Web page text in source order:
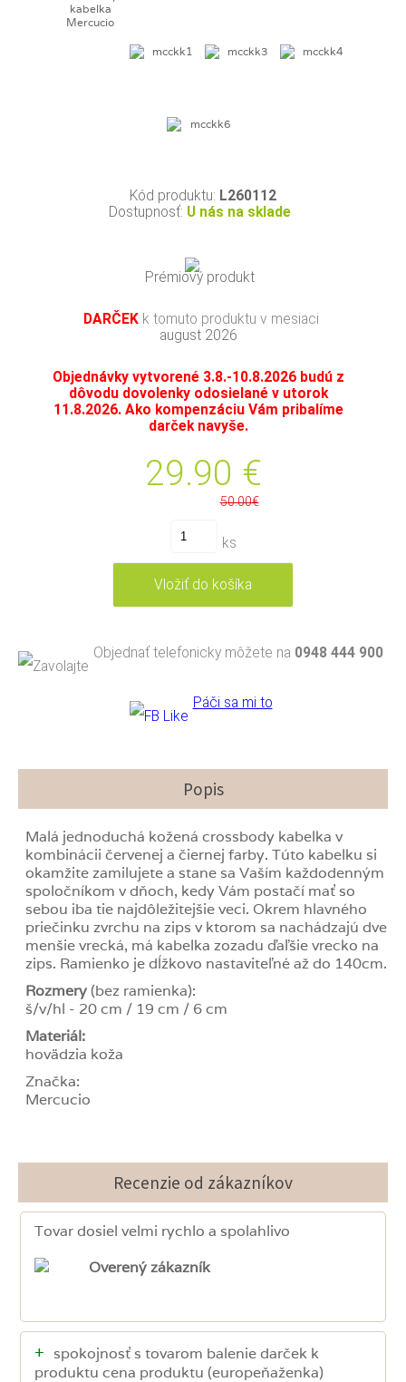
Kód produktu: L260112
Dostupnosť: U nás na sklade
Prémiový produkt
DARČEK k tomuto produktu v mesiaci
august 2026
Objednávky vytvorené 3.8.-10.8.2026 budú z
dôvodu dovolenky odosielané v utorok
11.8.2026. Ako kompenzáciu Vám pribalíme
darček navyše.
29.90 €
50.00€
ks
Objednať telefonicky môžete na 0948 444 900
Páči sa mi to
Popis
Malá jednoduchá kožená crossbody kabelka v
kombinácii červenej a čiernej farby. Túto kabelku si
okamžite zamilujete a stane sa Vaším každodenným
spoločníkom v dňoch, kedy Vám postačí mať so
sebou iba tie najdôležitejšie veci. Okrem hlavného
priečinku zvrchu na zips v ktorom sa nachádzajú dve
menšie vrecká, má kabelka zozadu ďaľšie vrecko na
zips. Ramienko je dĺžkovo nastaviteľné až do 140cm.
Rozmery (bez ramienka):
š/v/hl - 20 cm / 19 cm / 6 cm
Materiál:
hovädzia koža
Značka:
Mercucio
Recenzie od zákazníkov
Tovar dosiel velmi rychlo a spolahlivo
Overený zákazník
+ spokojnosť s tovarom balenie darček k
produktu cena produktu (europeňaženka)